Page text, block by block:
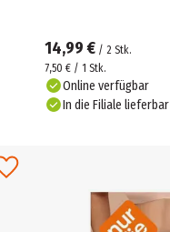
14,99 € /2 Stk.
7,50 € / 1 Stk.
Online verfügbar
In die Filiale lieferbar